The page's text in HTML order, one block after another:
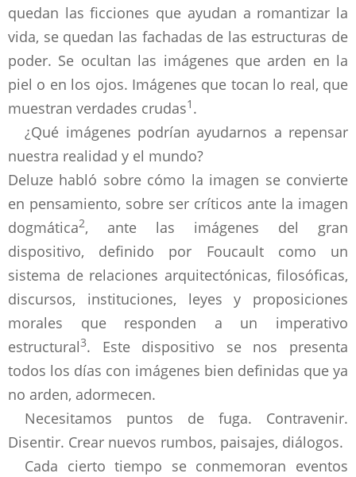
quedan las ficciones que ayudan a romantizar la
vida, se quedan las fachadas de las estructuras de
poder. Se ocultan las imágenes que arden en la
piel o en los ojos. Imágenes que tocan lo real, que
muestran verdades crudas1 .
¿Qué imágenes podrían ayudarnos a repensar
nuestra realidad y el mundo?
Deluze habló sobre cómo la imagen se convierte
en pensamiento, sobre ser críticos ante la imagen
dogmática2, ante las imágenes del gran
dispositivo, definido por Foucault como un
sistema de relaciones arquitectónicas, filosóficas,
discursos, instituciones, leyes y proposiciones
morales que responden a un imperativo
estructural3. Este dispositivo se nos presenta
todos los días con imágenes bien definidas que ya
no arden, adormecen.
Necesitamos puntos de fuga. Contravenir.
Disentir. Crear nuevos rumbos, paisajes, diálogos.
Cada cierto tiempo se conmemoran eventos